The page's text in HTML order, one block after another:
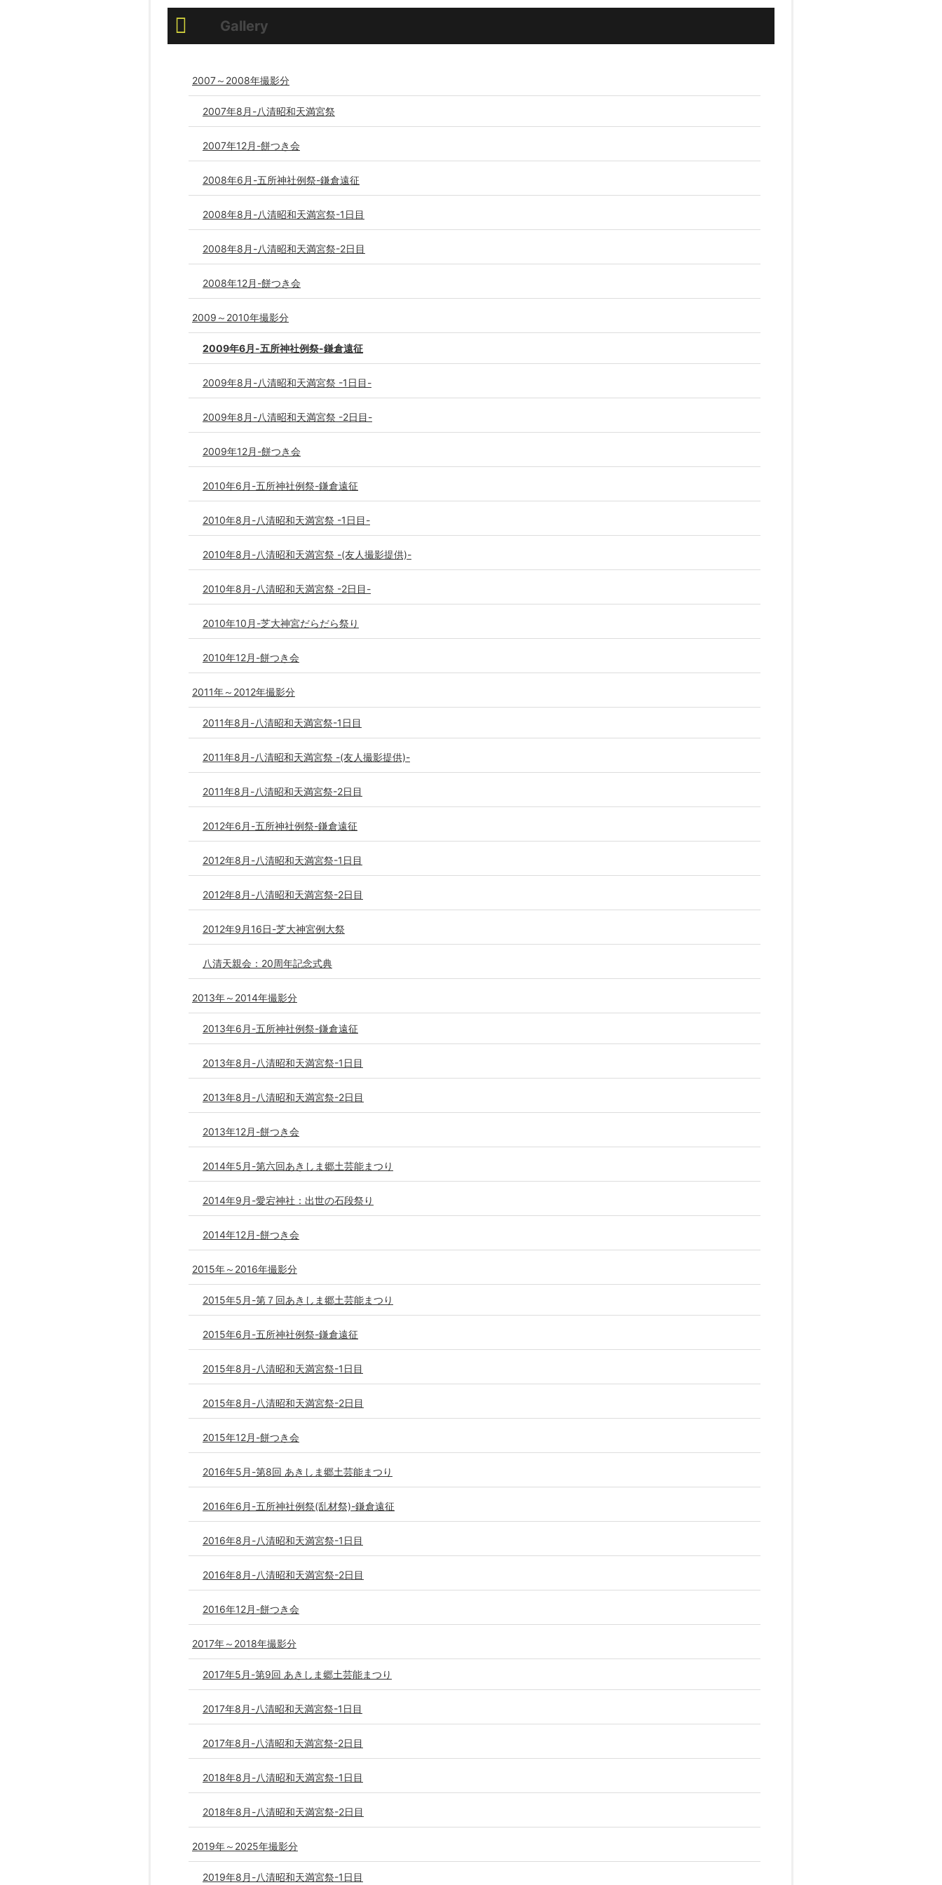
Gallery
2007～2008年撮影分
2007年8月-八清昭和天満宮祭
2007年12月-餅つき会
2008年6月-五所神社例祭-鎌倉遠征
2008年8月-八清昭和天満宮祭-1日目
2008年8月-八清昭和天満宮祭-2日目
2008年12月-餅つき会
2009～2010年撮影分
2009年6月-五所神社例祭-鎌倉遠征
2009年8月-八清昭和天満宮祭 -1日目-
2009年8月-八清昭和天満宮祭 -2日目-
2009年12月-餅つき会
2010年6月-五所神社例祭-鎌倉遠征
2010年8月-八清昭和天満宮祭 -1日目-
2010年8月-八清昭和天満宮祭 -(友人撮影提供)-
2010年8月-八清昭和天満宮祭 -2日目-
2010年10月-芝大神宮だらだら祭り
2010年12月-餅つき会
2011年～2012年撮影分
2011年8月-八清昭和天満宮祭-1日目
2011年8月-八清昭和天満宮祭 -(友人撮影提供)-
2011年8月-八清昭和天満宮祭-2日目
2012年6月-五所神社例祭-鎌倉遠征
2012年8月-八清昭和天満宮祭-1日目
2012年8月-八清昭和天満宮祭-2日目
2012年9月16日-芝大神宮例大祭
八清天親会：20周年記念式典
2013年～2014年撮影分
2013年6月-五所神社例祭-鎌倉遠征
2013年8月-八清昭和天満宮祭-1日目
2013年8月-八清昭和天満宮祭-2日目
2013年12月-餅つき会
2014年5月-第六回あきしま郷土芸能まつり
2014年9月-愛宕神社：出世の石段祭り
2014年12月-餅つき会
2015年～2016年撮影分
2015年5月-第７回あきしま郷土芸能まつり
2015年6月-五所神社例祭-鎌倉遠征
2015年8月-八清昭和天満宮祭-1日目
2015年8月-八清昭和天満宮祭-2日目
2015年12月-餅つき会
2016年5月-第8回 あきしま郷土芸能まつり
2016年6月-五所神社例祭(乱材祭)-鎌倉遠征
2016年8月-八清昭和天満宮祭-1日目
2016年8月-八清昭和天満宮祭-2日目
2016年12月-餅つき会
2017年～2018年撮影分
2017年5月-第9回 あきしま郷土芸能まつり
2017年8月-八清昭和天満宮祭-1日目
2017年8月-八清昭和天満宮祭-2日目
2018年8月-八清昭和天満宮祭-1日目
2018年8月-八清昭和天満宮祭-2日目
2019年～2025年撮影分
2019年8月-八清昭和天満宮祭-1日目